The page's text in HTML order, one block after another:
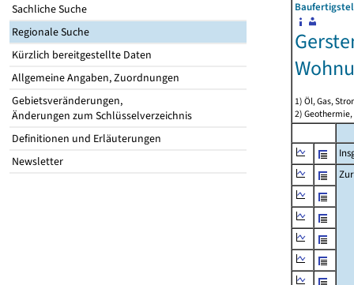
Sachliche Suche
Regionale Suche
Kürzlich bereitgestellte Daten
Allgemeine Angaben, Zuordnungen
Gebietsveränderungen,
Änderungen zum Schlüsselverzeichnis
Definitionen und Erläuterungen
Newsletter
1) Öl, Gas,
2)